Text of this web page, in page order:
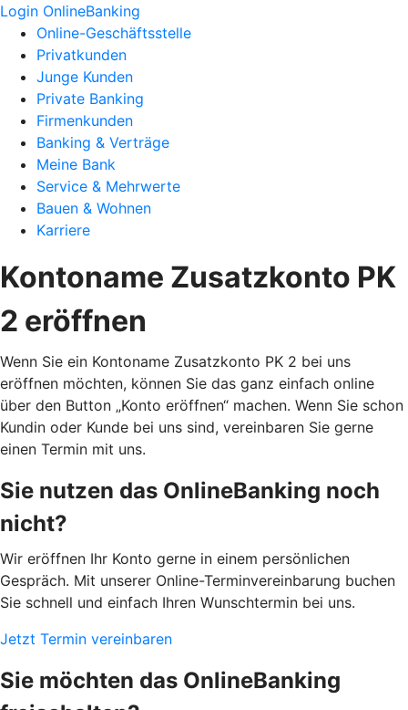
Login OnlineBanking
Online-Geschäftsstelle
Privatkunden
Junge Kunden
Private Banking
Firmenkunden
Banking & Verträge
Meine Bank
Service & Mehrwerte
Bauen & Wohnen
Karriere
Kontoname Zusatzkonto PK
2 eröffnen
Wenn Sie ein Kontoname Zusatzkonto PK 2 bei uns
eröffnen möchten, können Sie das ganz einfach online
über den Button „Konto eröffnen“ machen. Wenn Sie schon
Kundin oder Kunde bei uns sind, vereinbaren Sie gerne
einen Termin mit uns.
Sie nutzen das OnlineBanking noch
nicht?
Wir eröffnen Ihr Konto gerne in einem persönlichen
Gespräch. Mit unserer Online-Terminvereinbarung buchen
Sie schnell und einfach Ihren Wunschtermin bei uns.
Jetzt Termin vereinbaren
Sie möchten das OnlineBanking